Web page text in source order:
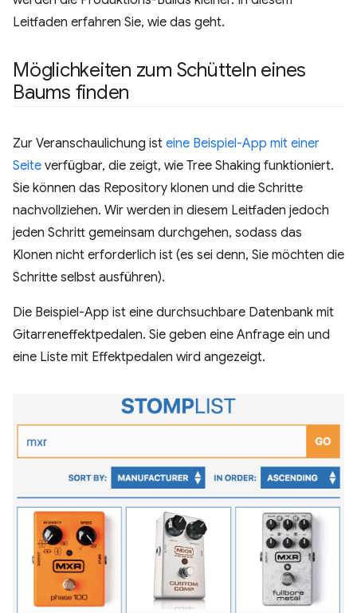
Leitfaden erfahren Sie, wie das geht.
Möglichkeiten zum Schütteln eines
Baums finden
Zur Veranschaulichung ist eine Beispiel-App mit einer
Seite verfügbar, die zeigt, wie Tree Shaking funktioniert.
Sie können das Repository klonen und die Schritte
nachvollziehen. Wir werden in diesem Leitfaden jedoch
jeden Schritt gemeinsam durchgehen, sodass das
Klonen nicht erforderlich ist (es sei denn, Sie möchten die
Schritte selbst ausführen).
Die Beispiel-App ist eine durchsuchbare Datenbank mit
Gitarreneffektpedalen. Sie geben eine Anfrage ein und
eine Liste mit Effektpedalen wird angezeigt.